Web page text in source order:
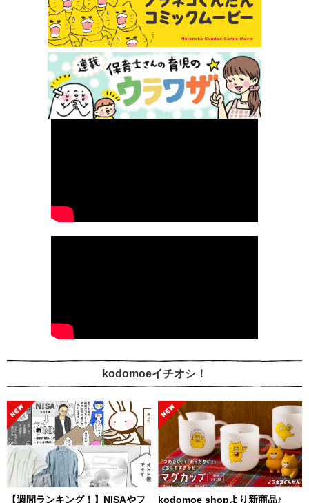
kodomoeイチオシ！
【週間ランキング！】NISAやフ kodomoe shopより新商品♪